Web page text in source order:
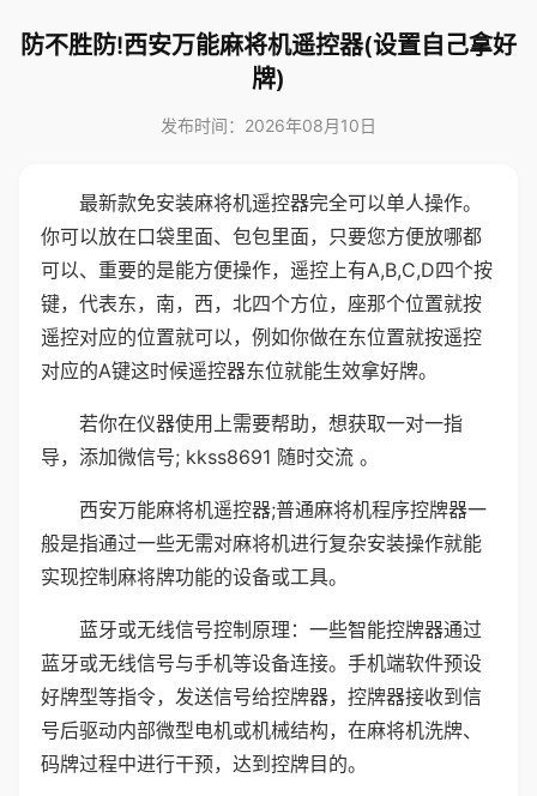
防不胜防!西安万能麻将机遥控器(设置自己拿好
牌)
发布时间：2026年08月10日
最新款免安装麻将机遥控器完全可以单人操作。
你可以放在口袋里面、包包里面，只要您方便放哪都
可以、重要的是能方便操作，遥控上有A,B,C,D四个按
键，代表东，南，西，北四个方位，座那个位置就按
遥控对应的位置就可以，例如你做在东位置就按遥控
对应的A键这时候遥控器东位就能生效拿好牌。
若你在仪器使用上需要帮助，想获取一对一指
导，添加微信号; kkss8691 随时交流 。
西安万能麻将机遥控器;普通麻将机程序控牌器一
般是指通过一些无需对麻将机进行复杂安装操作就能
实现控制麻将牌功能的设备或工具。
蓝牙或无线信号控制原理：一些智能控牌器通过
蓝牙或无线信号与手机等设备连接。手机端软件预设
好牌型等指令，发送信号给控牌器，控牌器接收到信
号后驱动内部微型电机或机械结构，在麻将机洗牌、
码牌过程中进行干预，达到控牌目的。